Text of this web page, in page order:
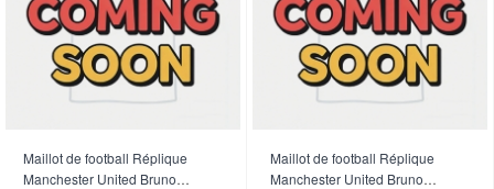
Maillot de football Réplique
Manchester United Bruno
Maillot de football Réplique
Manchester United Bruno